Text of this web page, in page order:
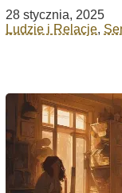
28 stycznia, 2025
Ludzie i Relacje,